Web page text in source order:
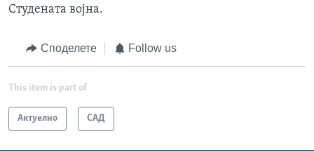
Студената војна.
Споделете Follow us
This item is part of
Актуелно САД